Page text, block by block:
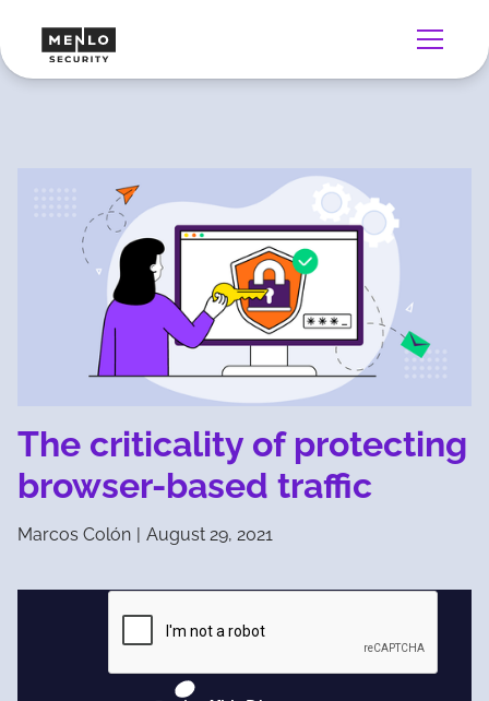
The criticality of protecting
browser-based traffic
Marcos Colón | August 29, 2021